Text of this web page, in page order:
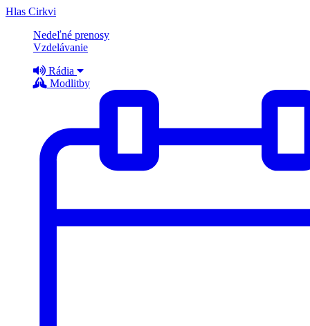
Hlas Cirkvi
Nedeľné prenosy
Vzdelávanie
Rádia
Modlitby